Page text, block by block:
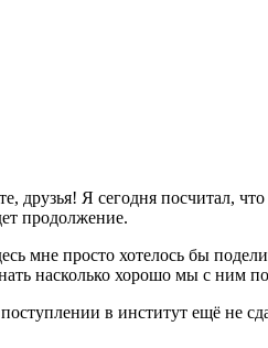
друзья! Я сегодня посчитал,
продолжение.
просто хотелось бы
насколько хорошо мы с ним
в институт ещё не